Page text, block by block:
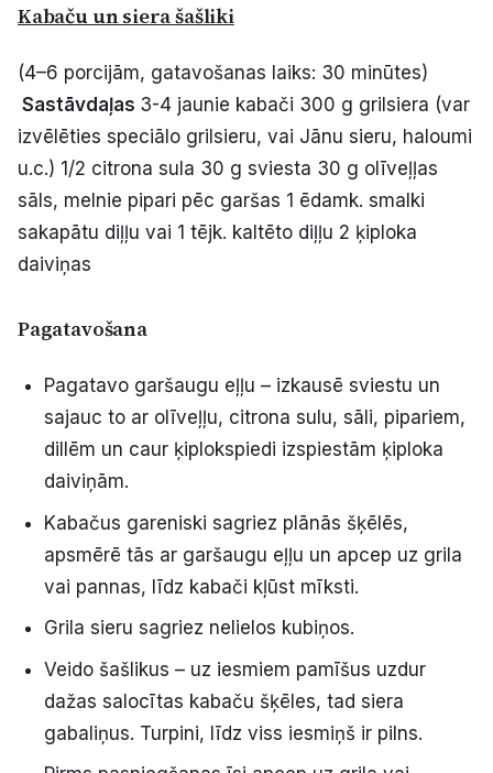
Facebook Instagram YouTube
E-avīze Abonē
Kabaču un siera šašliki
(4–6 porcijām, gatavošanas laiks: 30 minūtes)
Sastāvdaļas 3-4 jaunie kabači 300 g grilsiera (var
izvēlēties speciālo grilsieru, vai Jānu sieru, haloumi
u.c.) 1/2 citrona sula 30 g sviesta 30 g olīveļļas
sāls, melnie pipari pēc garšas 1 ēdamk. smalki
sakapātu diļļu vai 1 tējk. kaltēto diļļu 2 ķiploka
daiviņas
Pagatavošana
Pagatavo garšaugu eļļu – izkausē sviestu un
sajauc to ar olīveļļu, citrona sulu, sāli, pipariem,
dillēm un caur ķiplokspiedi izspiestām ķiploka
daiviņām.
Kabačus gareniski sagriez plānās šķēlēs,
apsmērē tās ar garšaugu eļļu un apcep uz grila
vai pannas, līdz kabači kļūst mīksti.
Grila sieru sagriez nelielos kubiņos.
Veido šašlikus – uz iesmiem pamīšus uzdur
dažas salocītas kabaču šķēles, tad siera
gabaliņus. Turpini, līdz viss iesmiņš ir pilns.